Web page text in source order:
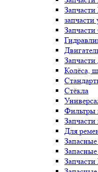
запчасти
Запчасти
Колёса,
Стёкла
Фильтры
Для